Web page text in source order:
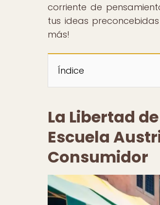
corriente de
tus ideas
más!
Índice
La Libertad
Escuela
Consumidor